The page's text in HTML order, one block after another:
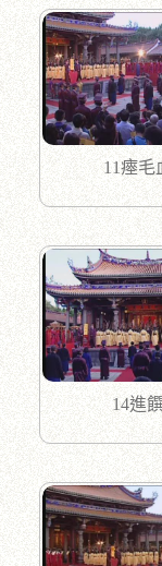
11瘞毛
14進